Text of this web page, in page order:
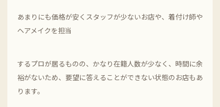
あまりにも価格が安くスタッフが少ないお店や、着付け師や
ヘアメイクを担当
するプロが居るものの、かなり在籍人数が少なく、時間に余
裕がないため、要望に答えることができない状態のお店もあ
ります。